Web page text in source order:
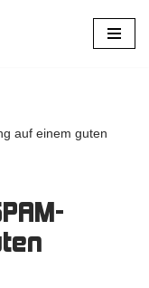
auf einem guten